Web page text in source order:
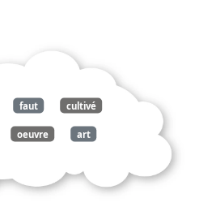
faut cultivé
oeuvre art